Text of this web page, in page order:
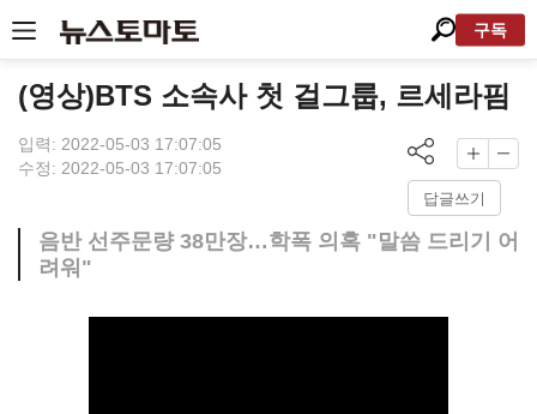
구독
(영상)BTS 소속사 첫 걸그룹, 르세라핌
입력: 2022-05-03 17:07:05
수정: 2022-05-03 17:07:05
답글쓰기
음반 선주문량 38만장…학폭 의혹 "말씀 드리기 어
려워"